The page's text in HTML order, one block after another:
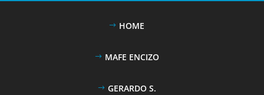
HOME
MAFE ENCIZO
GERARDO S.